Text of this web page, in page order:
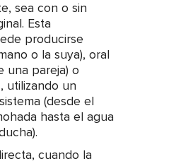
sea con o sin
Esta
producirse
o la suya), oral
una pareja) o
utilizando un
(desde el
hasta el agua
cuando la